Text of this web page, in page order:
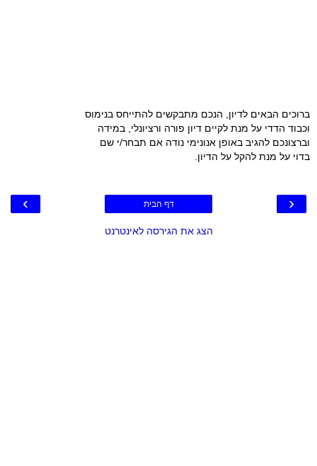
ברוכים הבאים לדיון, הנכם מתבקשים להתייחס בנימוס
וכבוד הדדי על מנת לקיים דיון פורה ורציונלי, במידה
וברצונכם להגיב באופן אנונימי נודה אם תבחר/י שם
בדוי על מנת להקל על הדיון.
‹
› דף הבית
הצג את הגירסה לאינטרנט